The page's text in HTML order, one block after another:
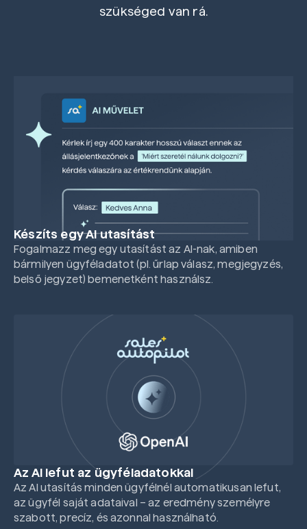
szükséged van rá.
Készíts egy AI utasítást
Fogalmazz meg egy utasítást az AI-nak, amiben
bármilyen ügyféladatot (pl. űrlap válasz, megjegyzés,
belső jegyzet) bemenetként használsz.
Az AI lefut az ügyféladatokkal
Az AI utasítás minden ügyfélnél automatikusan lefut,
az ügyfél saját adataival – az eredmény személyre
szabott, precíz, és azonnal használható.